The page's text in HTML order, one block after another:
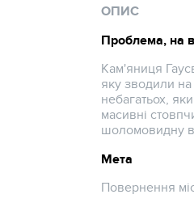
ОПИС
Проблема, на
Кам'яниця
яку зводили
небагатьох,
масивні
шоломовидну
Мета
Повернення